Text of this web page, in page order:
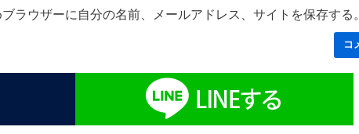
ラウザーに自分の名前、メールアドレス、サイトを保存する。